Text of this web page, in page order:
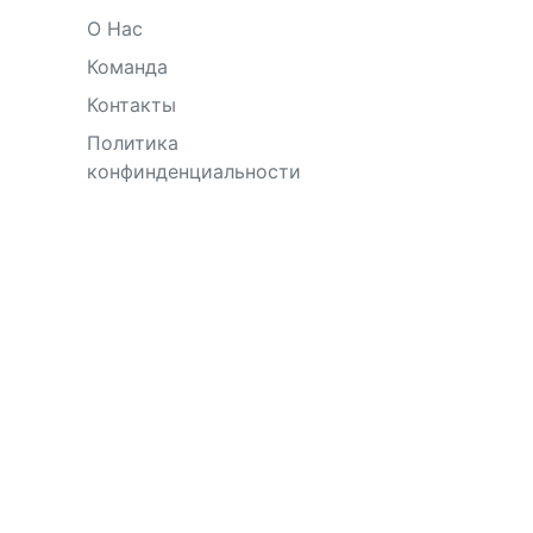
О Нас
Команда
Контакты
Политика
конфинденциальности